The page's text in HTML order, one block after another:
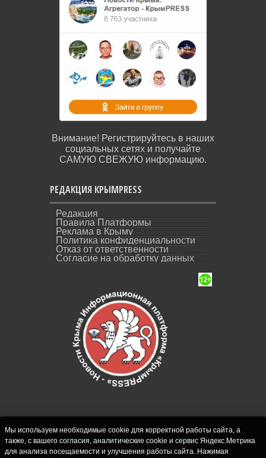
Внимание! Регистрируйтесь в наших
социальных сетях и получайте
САМУЮ СВЕЖУЮ информацию.
РЕДАКЦИЯ КРЫМPRESS
Редакция
Правила Платформы
Реклама в Крыму
Политика конфиденциальности
Отказ от ответственности
Согласие на обработку данных
СИ "Новости Крыма - КрымPRESS".
Мы используем необходимые cookie для корректной работы сайта, а
также, с вашего согласия, аналитические cookie и сервис Яндекс.Метрика
для анализа посещаемости и улучшения работы сайта. Нажимая